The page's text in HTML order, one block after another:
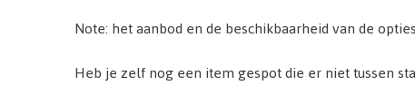
Note: het aanbod en de beschikbaarheid van de
Heb je zelf nog een item gespot die er niet tussen